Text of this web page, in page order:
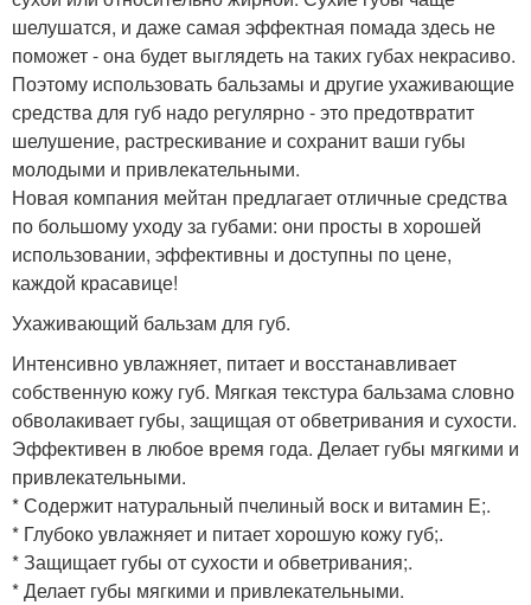
шелушатся, и даже самая эффектная помада здесь не
поможет - она будет выглядеть на таких губах некрасиво.
Поэтому использовать бальзамы и другие ухаживающие
средства для губ надо регулярно - это предотвратит
шелушение, растрескивание и сохранит ваши губы
молодыми и привлекательными.
Новая компания мейтан предлагает отличные средства
по большому уходу за губами: они просты в хорошей
использовании, эффективны и доступны по цене,
каждой красавице!
Ухаживающий бальзам для губ.
Интенсивно увлажняет, питает и восстанавливает
собственную кожу губ. Мягкая текстура бальзама словно
обволакивает губы, защищая от обветривания и сухости.
Эффективен в любое время года. Делает губы мягкими и
привлекательными.
* Содержит натуральный пчелиный воск и витамин Е;.
* Глубоко увлажняет и питает хорошую кожу губ;.
* Защищает губы от сухости и обветривания;.
* Делает губы мягкими и привлекательными.